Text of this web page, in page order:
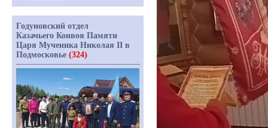
Годуновский отдел
Казачьего Конвоя Памяти
Царя Мученика Николая II в
Подмосковье (324)